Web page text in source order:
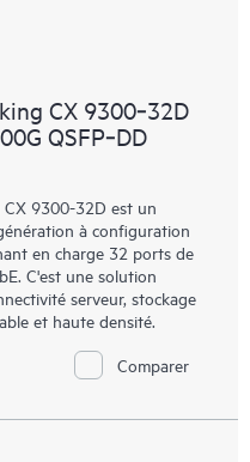
CX 9300‑32D
QSFP‑DD
9300-32D est un
à configuration
en charge 32 ports de
C'est une solution
serveur, stockage
et haute densité.
Comparer